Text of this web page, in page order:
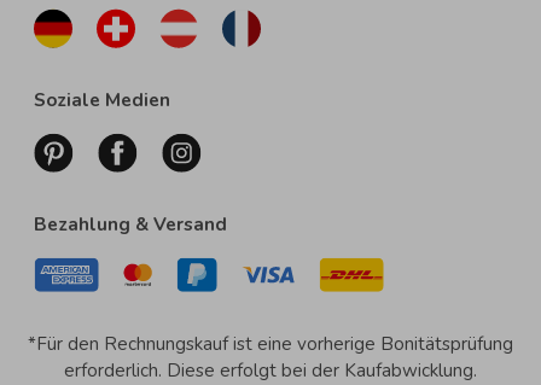
Soziale Medien
Bezahlung & Versand
*Für den Rechnungskauf ist eine vorherige Bonitätsprüfung
erforderlich. Diese erfolgt bei der Kaufabwicklung.